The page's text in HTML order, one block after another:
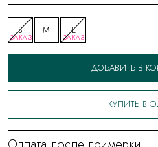
S
ЗАКАЗ
M L
ЗАКАЗ
ДОБАВИТЬ В
КУПИТЬ В